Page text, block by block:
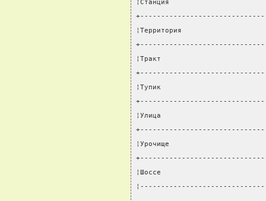
¦Станция
¦Территория
¦Тракт
¦Тупик
¦Улица
¦Урочище
¦Шоссе